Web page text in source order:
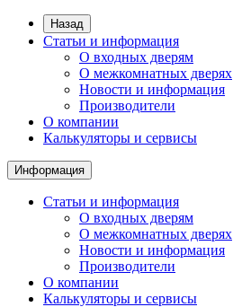
Назад
Статьи и информация
О входных дверям
О межкомнатных дверях
Новости и информация
Производители
О компании
Калькуляторы и сервисы
Информация
Статьи и информация
О входных дверям
О межкомнатных дверях
Новости и информация
Производители
О компании
Калькуляторы и сервисы